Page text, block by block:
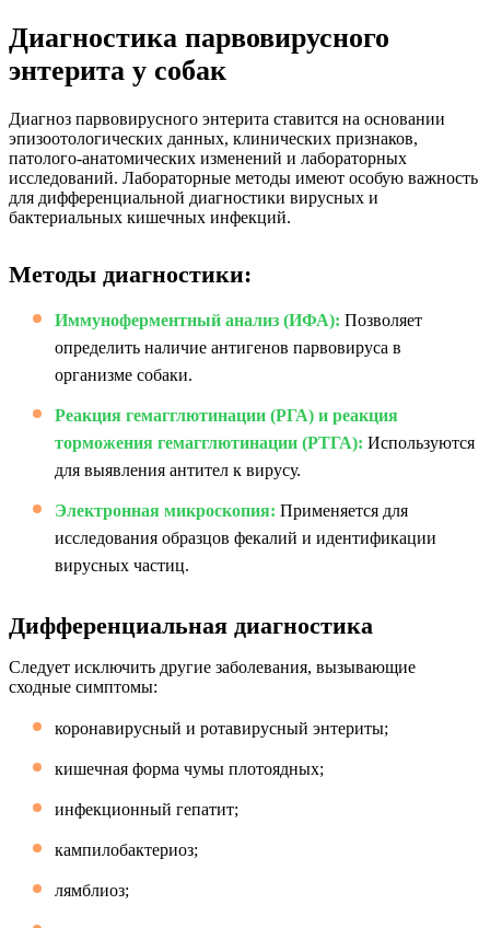
Диагностика парвовирусного
энтерита у собак
Диагноз парвовирусного энтерита ставится на основании
эпизоотологических данных, клинических признаков,
патолого-анатомических изменений и лабораторных
исследований. Лабораторные методы имеют особую важность
для дифференциальной диагностики вирусных и
бактериальных кишечных инфекций.
Методы диагностики:
Иммуноферментный анализ (ИФА): Позволяет
определить наличие антигенов парвовируса в
организме собаки.
Реакция гемагглютинации (РГА) и реакция
торможения гемагглютинации (РТГА): Используются
для выявления антител к вирусу.
Электронная микроскопия: Применяется для
исследования образцов фекалий и идентификации
вирусных частиц.
Дифференциальная диагностика
Следует исключить другие заболевания, вызывающие
сходные симптомы:
коронавирусный и ротавирусный энтериты;
кишечная форма чумы плотоядных;
инфекционный гепатит;
кампилобактериоз;
лямблиоз;